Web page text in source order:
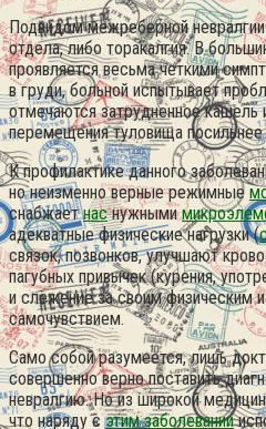
Подвидом межреберной невралгии
отдела, либо торакалгия. В
проявляется весьма четкими
в груди, больной испытывает
отмечаются затрудненное
перемещения туловища
К профилактике данного
но неизменно верные режимные
снабжаетнаснужными
адекватные физические нагрузки (
связок, позвонков, улучшают
пагубных привычек (курения,
и слежение за своим физическим
самочувствием.
Само собой разумеется, лишь
совершенно верно поставить
невралгию. Но из широкой
что наряду сэтим заболевании